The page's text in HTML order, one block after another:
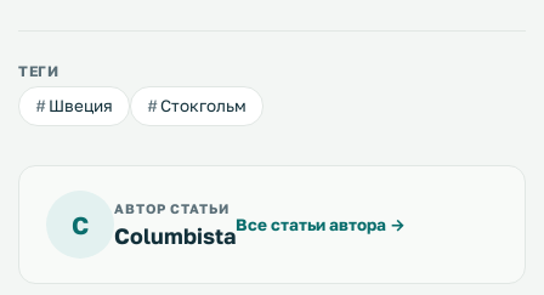
ТЕГИ
Швеция Стокгольм
C
АВТОР СТАТЬИ
ColumbistaВсе статьи автора →